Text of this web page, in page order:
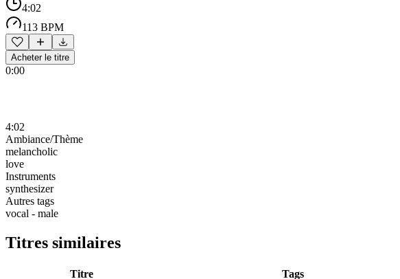
4:02
113 BPM
Acheter le titre
0:00
4:02
Ambiance/Thème
melancholic
love
Instruments
synthesizer
Autres tags
vocal - male
Titres similaires
Titre Tags